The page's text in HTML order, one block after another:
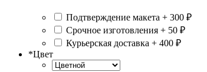
Подтверждение макета + 300 ₽
Срочное изготовления + 50 ₽
Курьерская доставка + 400 ₽
*Цвет